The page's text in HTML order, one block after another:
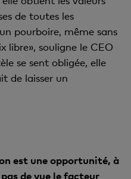
de toutes les
pourboire, même sans
libre», souligne le CEO
se sent obligée, elle
de laisser un
est une opportunité, à
de vue le facteur